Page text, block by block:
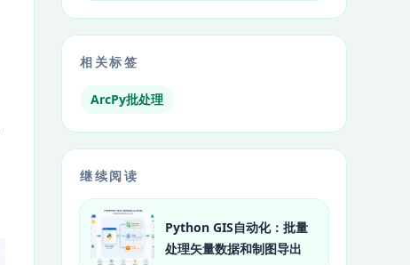
相关标签
ArcPy批处理
继续阅读
Python GIS自动化：批量
处理矢量数据和制图导出